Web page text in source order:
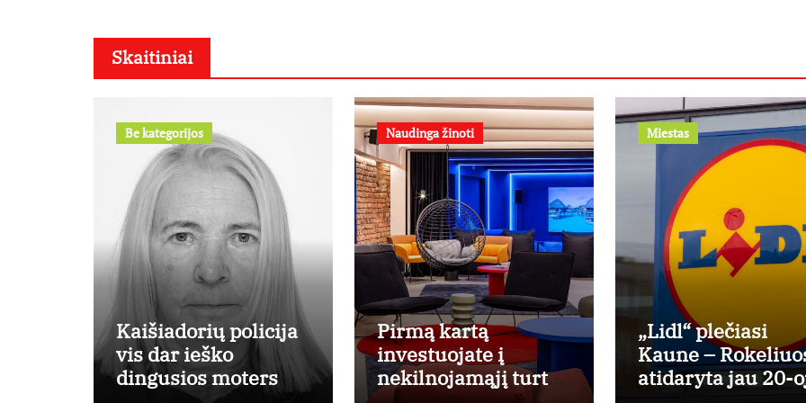
Skaitiniai
Be kategorijos
Kaišiadorių policija
vis dar ieško
dingusios moters
Naudinga žinoti
Pirmą kartą
investuojate į
nekilnojamąjį turtą?
Miestas
„Lidl“ plečiasi
Kaune –
atidaryta jau 20-